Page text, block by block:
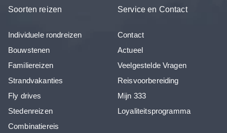
Soorten reizen
Individuele rondreizen
Bouwstenen
Familiereizen
Strandvakanties
Fly drives
Stedenreizen
Combinatiereis
Service en Contact
Contact
Actueel
Veelgestelde Vragen
Reisvoorbereiding
Mijn 333
Loyaliteitsprogramma